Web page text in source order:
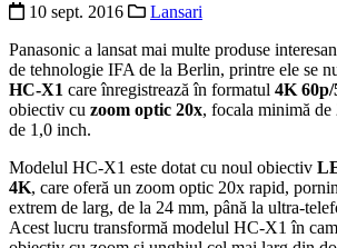
10 sept. 2016
Lansari
Panasonic a lansat mai multe produse
de tehnologie IFA de la Berlin, printre ele se
HC-X1 care înregistrează în formatul 4K 60p/
obiectiv cu zoom optic 20x, focala minimă de
de 1,0 inch.
Modelul HC-X1 este dotat cu noul obiectiv
4K, care oferă un zoom optic 20x rapid,
extrem de larg, de la 24 mm, până la ultra-
Acest lucru transformă modelul HC-X1 în